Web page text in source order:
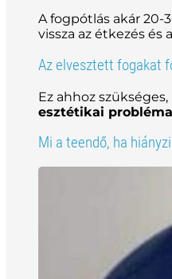
A fogpótlás akár 20-
vissza az étkezés és
Az elvesztett fogakat
Ez ahhoz
esztétikai probléma
Mi a teendő, ha